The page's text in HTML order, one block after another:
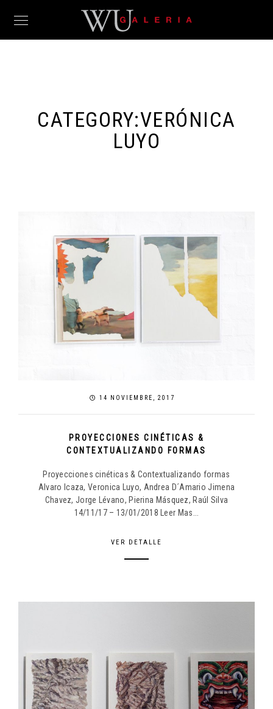
CATEGORY:VERÓNICA
LUYO
14 NOVIEMBRE, 2017
PROYECCIONES CINÉTICAS &
CONTEXTUALIZANDO FORMAS
Proyecciones cinéticas & Contextualizando formas
Alvaro Icaza, Veronica Luyo, Andrea D´Amario Jimena
Chavez, Jorge Lévano, Pierina Másquez, Raúl Silva
14/11/17 – 13/01/2018 Leer Mas...
VER DETALLE